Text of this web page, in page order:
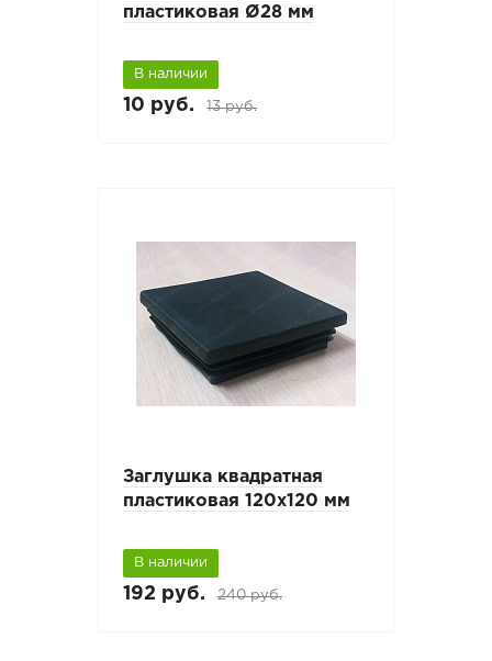
пластиковая Ø28 мм
В наличии
10 руб. 13 руб.
Заглушка квадратная
пластиковая 120х120 мм
В наличии
192 руб. 240 руб.